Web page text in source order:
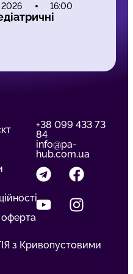
16:00
оферта
+38 099 433 73
84
info@pa-
hub.com.ua
з Кривопустовими